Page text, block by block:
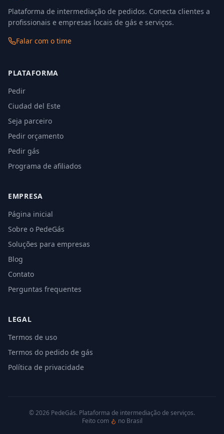
Plataforma de intermediação de pedidos. Conecta clientes a
profissionais e empresas locais de gás e serviços.
Falar com o time
PLATAFORMA
Pedir
Ciudad del Este
Seja parceiro
Pedir orçamento
Pedir gás
Programa de afiliados
EMPRESA
Página inicial
Sobre o PedeGás
Soluções para empresas
Blog
Contato
Perguntas frequentes
LEGAL
Termos de uso
Termos do pedido de gás
Política de privacidade
©2026 PedeGás. Plataforma de intermediação de serviços.
Feito com
no Brasil